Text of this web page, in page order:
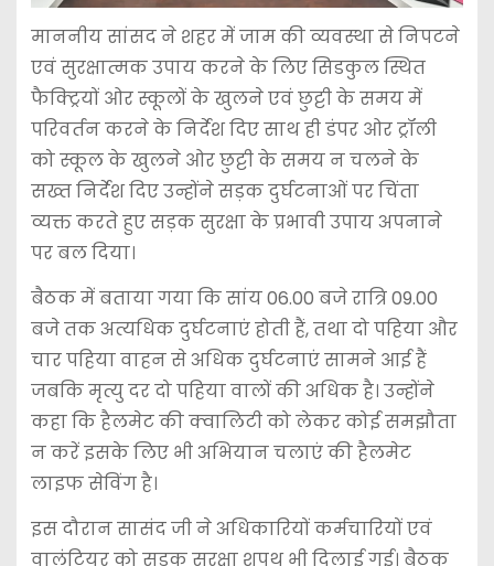
माननीय सांसद ने शहर में जाम की व्यवस्था से निपटने
एवं सुरक्षात्मक उपाय करने के लिए सिडकुल स्थित
फैक्ट्रियों ओर स्कूलों के खुलने एवं छुट्टी के समय में
परिवर्तन करने के निर्देश दिए साथ ही डंपर ओर ट्रॉली
को स्कूल के खुलने ओर छुट्टी के समय न चलने के
सख्त निर्देश दिए उन्होंने सड़क दुर्घटनाओं पर चिंता
व्यक्त करते हुए सड़क सुरक्षा के प्रभावी उपाय अपनाने
पर बल दिया।
बैठक में बताया गया कि सांय 06.00 बजे रात्रि 09.00
बजे तक अत्यधिक दुर्घटनाएं होती हैं, तथा दो पहिया और
चार पहिया वाहन से अधिक दुर्घटनाएं सामने आई हैं
जबकि मृत्यु दर दो पहिया वालों की अधिक है। उन्होंने
कहा कि हैलमेट की क्वालिटी को लेकर कोई समझौता
न करें इसके लिए भी अभियान चलाएं की हैलमेट
लाइफ सेविंग है।
इस दौरान सासंद जी ने अधिकारियों कर्मचारियों एवं
वालंटियर को सड़क सुरक्षा शपथ भी दिलाई गई। बैठक